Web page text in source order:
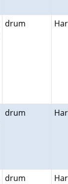
drum
drum
drum